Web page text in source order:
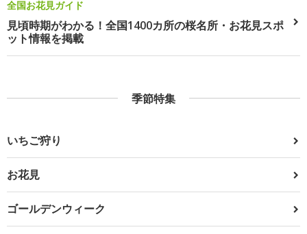
全国お花見ガイド
見頃時期がわかる！全国1400カ所の桜名所・お花見スポ
ット情報を掲載
季節特集
いちご狩り
お花見
ゴールデンウィーク